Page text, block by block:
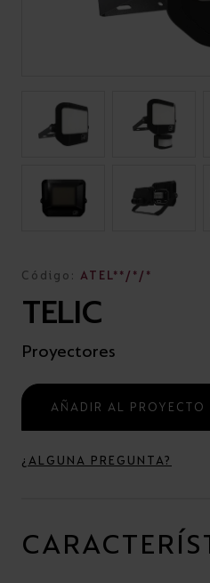
Código: ATEL**/*/*
TELIC
Proyectores
AÑADIR AL PROYECTO
¿ALGUNA PREGUNTA?